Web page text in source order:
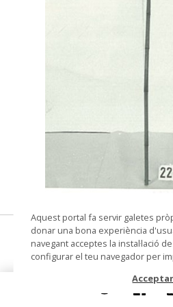
© Arxiu Fotogràfic del Consorci del
Sitges
Lloc d'execució
Aquest portal fa servir galetes
donar una bona experiència
navegant acceptes la instal·lació
configurar el teu navegador per
Acceptar